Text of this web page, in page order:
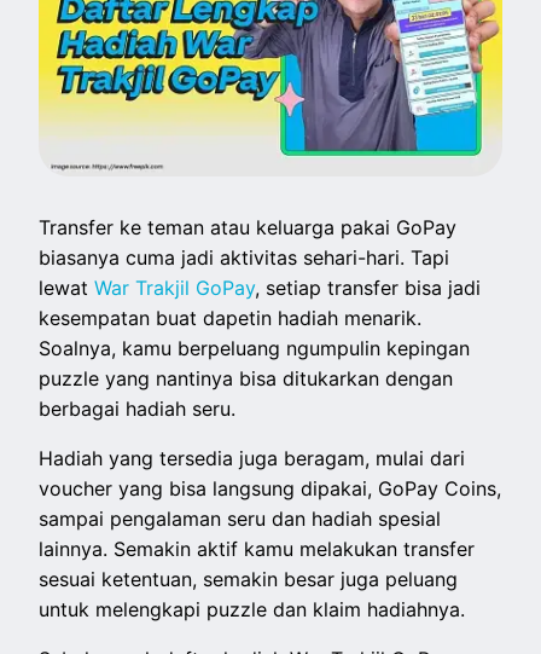
Transfer ke teman atau keluarga pakai GoPay
biasanya cuma jadi aktivitas sehari-hari. Tapi
lewatWar Trakjil GoPay, setiap transfer bisa jadi
kesempatan buat dapetin hadiah menarik.
Soalnya, kamu berpeluang ngumpulin kepingan
puzzle yang nantinya bisa ditukarkan dengan
berbagai hadiah seru.
Hadiah yang tersedia juga beragam, mulai dari
voucher yang bisa langsung dipakai, GoPay Coins,
sampai pengalaman seru dan hadiah spesial
lainnya. Semakin aktif kamu melakukan transfer
sesuai ketentuan, semakin besar juga peluang
untuk melengkapi puzzle dan klaim hadiahnya.